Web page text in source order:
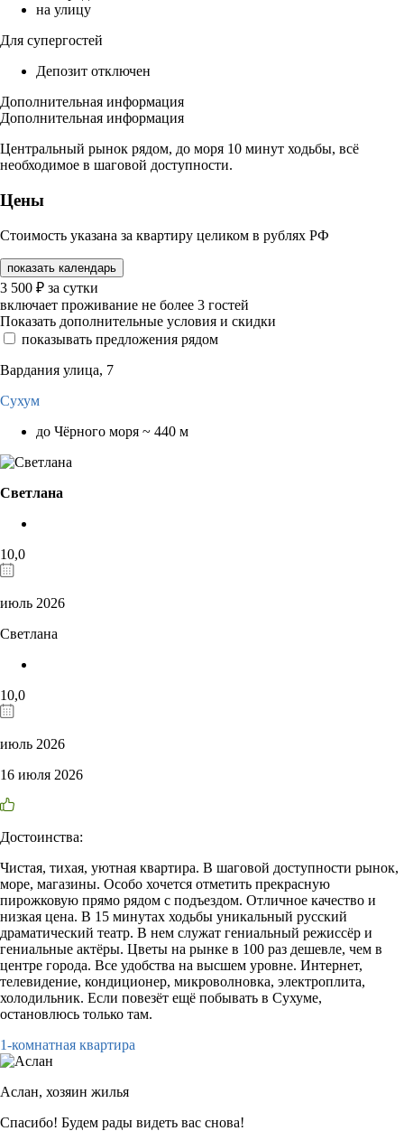
на улицу
Для супергостей
Депозит отключен
Дополнительная информация
Дополнительная информация
Центральный рынок рядом, до моря 10 минут ходьбы, всё
необходимое в шаговой доступности.
Цены
Стоимость указана за квартиру целиком в рублях РФ
показать календарь
3 500 ₽ за сутки
включает проживание не более 3 гостей
Показать дополнительные условия и скидки
показывать предложения рядом
Вардания улица, 7
Сухум
до Чёрного моря ~ 440 м
Светлана
10,0
июль 2026
Светлана
10,0
июль 2026
16 июля 2026
Достоинства:
Чистая, тихая, уютная квартира. В шаговой доступности рынок,
море, магазины. Особо хочется отметить прекрасную
пирожковую прямо рядом с подъездом. Отличное качество и
низкая цена. В 15 минутах ходьбы уникальный русский
драматический театр. В нем служат гениальный режиссёр и
гениальные актёры. Цветы на рынке в 100 раз дешевле, чем в
центре города. Все удобства на высшем уровне. Интернет,
телевидение, кондиционер, микроволновка, электроплита,
холодильник. Если повезёт ещё побывать в Сухуме,
остановлюсь только там.
1-комнатная квартира
Аслан, хозяин жилья
Спасибо! Будем рады видеть вас снова!